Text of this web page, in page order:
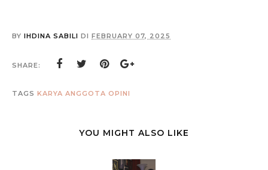
BY IHDINA SABILI DI FEBRUARY 07, 2025
SHARE:
TAGS KARYA ANGGOTA OPINI
YOU MIGHT ALSO LIKE